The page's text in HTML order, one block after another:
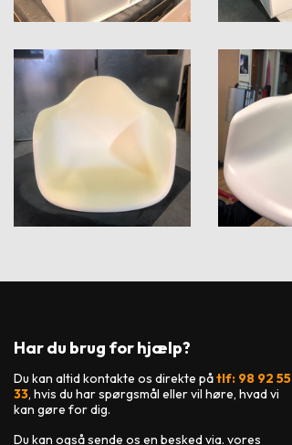
Har du brug for hjælp?
Du kan altid kontakte os direkte påtlf: 98 92 55
33, hvis du har spørgsmål eller vil høre, hvad vi
kan gøre for dig.
Du kan også sende os en besked via. vores